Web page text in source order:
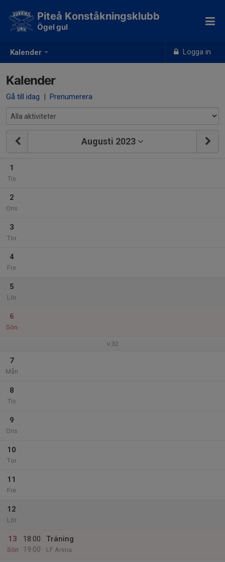
Kalender Logga in
Piteå Konståkningsklubb
Ögel gul
Kalender
Gå till idag | Prenumerera
Augusti 2023
1
Tis
2
Ons
3
Tor
4
Fre
5
Lör
6
Sön
v.32
7
Mån
8
Tis
9
Ons
10
Tor
11
Fre
12
Lör
13
Sön
18:00
19:00
Träning
LF Arena